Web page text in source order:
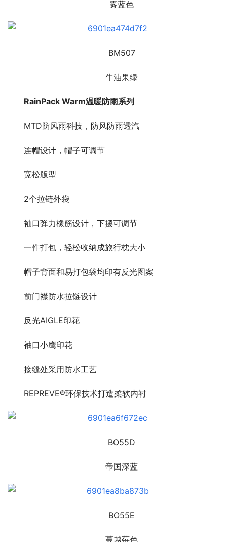
雾蓝色
BM507
牛油果绿
RainPack Warm温暖防雨系列
MTD防风雨科技，防风防雨透汽
连帽设计，帽子可调节
宽松版型
2个拉链外袋
袖口弹力橡筋设计，下摆可调节
一件打包，轻松收纳成旅行枕大小
帽子背面和易打包袋均印有反光图案
前门襟防水拉链设计
反光AIGLE印花
袖口小鹰印花
接缝处采用防水工艺
REPREVE®环保技术打造柔软内衬
BO55D
帝国深蓝
BO55E
蔓越莓色